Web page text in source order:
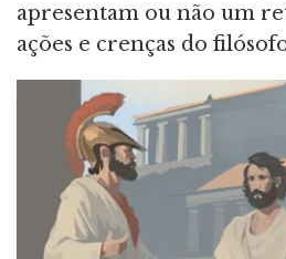
apresentam ou não um
ações e crenças do